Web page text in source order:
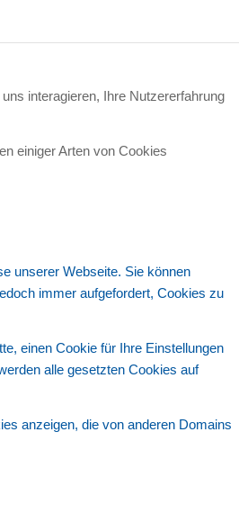
interagieren, Ihre Nutzererfahrung
einiger Arten von Cookies
unserer Webseite. Sie können
immer aufgefordert, Cookies zu
einen Cookie für Ihre Einstellungen
alle gesetzten Cookies auf
anzeigen, die von anderen Domains